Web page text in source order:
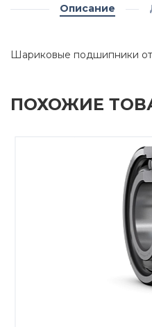
Описание
Шариковые подшипники
ПОХОЖИЕ